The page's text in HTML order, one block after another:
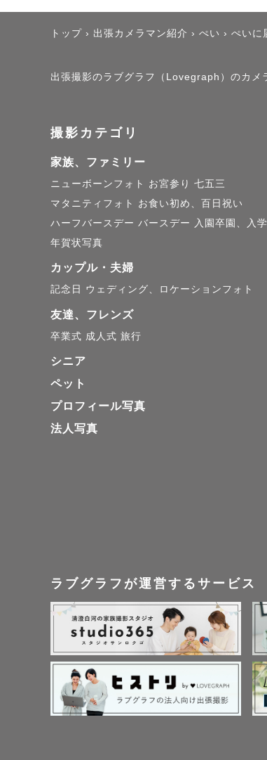
トップ › 出張カメラマン紹介 › ぺい › ぺいに
出張撮影のラブグラフ（Lovegraph）のカメ
撮影カテゴリ
家族、ファミリー
ニューボーンフォト お宮参り 七五三
マタニティフォト
お食い初め、百日祝い
ハーフバースデー バースデー
入園卒園、入
年賀状写真
カップル・夫婦
記念日 ウェディング、ロケーションフォト
友達、フレンズ
卒業式 成人式 旅行
シニア
ペット
プロフィール写真
法人写真
ラブグラフが運営するサービス